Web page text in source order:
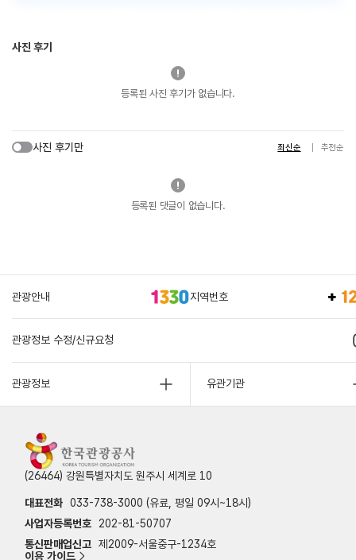
사진 후기
등록된 사진 후기가 없습니다.
사진 후기만 최신순 추천순
등록된 댓글이 없습니다.
관광안내 지역번호
관광정보 수정/신규요청
관광정보 유관기관
(26464) 강원특별자치도 원주시 세계로 10
대표전화 033-738-3000 (유료, 평일 09시~18시)
사업자등록번호
202-81-50707
통신판매업신고 제2009-서울중구-1234호
이용 가이드